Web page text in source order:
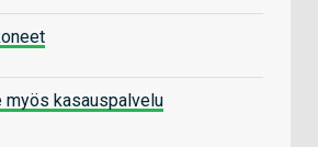
myös kasauspalvelu